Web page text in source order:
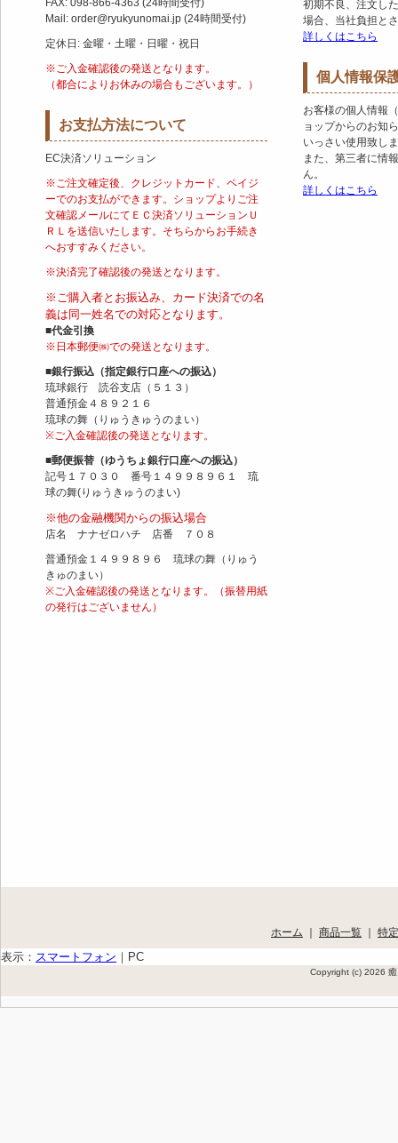
FAX: 098-866-4363 (24時間受付)
Mail: order@ryukyunomai.jp (24時間受付)
定休日: 金曜・土曜・日曜・祝日
※ご入金確認後の発送となります。
（都合によりお休みの場合もございます。）
お支払方法について
EC決済ソリューション
※ご注文確定後、クレジットカード、ペイジ
ーでのお支払ができます。ショップよりご注
文確認メールにてＥＣ決済ソリューションＵ
ＲＬを送信いたします。そちらからお手続き
へおすすみください。
※決済完了確認後の発送となります。
※ご購入者とお振込み、カード決済での名
義は同一姓名での対応となります。
■代金引換
※日本郵便㈱での発送となります。
■銀行振込（指定銀行口座への振込）
琉球銀行 読谷支店（５１３）
普通預金４８９２１６
琉球の舞（りゅうきゅうのまい）
※ご入金確認後の発送となります。
■郵便振替（ゆうちょ銀行口座への振込）
記号１７０３０ 番号１４９９８９６１ 琉
球の舞(りゅうきゅうのまい)
※他の金融機関からの振込場合
店名 ナナゼロハチ 店番 ７０８
普通預金１４９９８９６ 琉球の舞（りゅう
きゅのまい）
※ご入金確認後の発送となります。（振替用紙
の発行はございません）
初期不良、注文し
場合、当社負担と
詳しくはこちら
個人情報保
お客様の個人情報
ョップからのお知
いっさい使用致し
また、第三者に情
ん。
詳しくはこちら
ホーム ｜ 商品一覧 ｜ 特
表示： スマートフォン ｜ PC
Copyright (c) 2026